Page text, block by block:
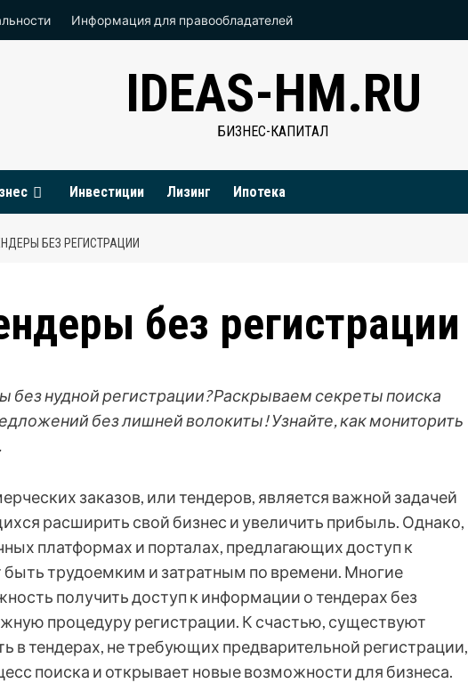
Информация для правообладателей
IDEAS-HM.RU
БИЗНЕС-КАПИТАЛ
Инвестиции Лизинг Ипотека
БЕЗ РЕГИСТРАЦИИ
без регистрации
без нудной регистрации? Раскрываем секреты поиска
без лишней волокиты! Узнайте, как мониторить
заказов, или тендеров, является важной задачей
расширить свой бизнес и увеличить прибыль. Однако,
платформах и порталах, предлагающих доступ к
трудоемким и затратным по времени. Многие
получить доступ к информации о тендерах без
процедуру регистрации. К счастью, существуют
в тендерах, не требующих предварительной регистрации,
поиска и открывает новые возможности для бизнеса.